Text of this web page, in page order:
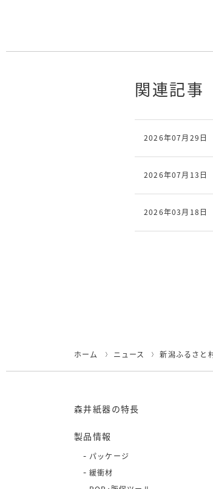
関連記事
2026年07月29日
2026年07月13日
2026年03月18日
ホーム ニュース 新潟ふるさと
森井紙器の特長
製品情報
パッケージ
緩衝材